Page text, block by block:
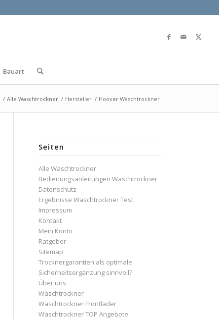
Bauart
/ Alle Waschtrockner / Hersteller / Hoover Waschtrockner
Seiten
Alle Waschtrockner
Bedienungsanleitungen Waschtrockner
Datenschutz
Ergebnisse Waschtrockner Test
Impressum
Kontakt
Mein Konto
Ratgeber
Sitemap
Trocknergarantien als optimale
Sicherheitsergänzung sinnvoll?
Über uns
Waschtrockner
Waschtrockner Frontlader
Waschtrockner TOP Angebote